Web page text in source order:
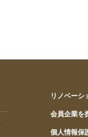
リノベーシ
会員企業を
個人情報保